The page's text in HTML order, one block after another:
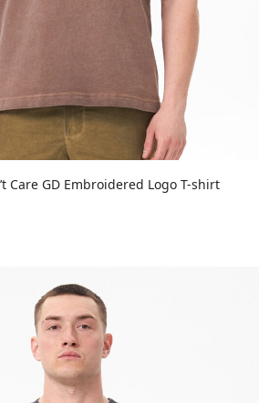
Care GD Embroidered Logo T-shirt